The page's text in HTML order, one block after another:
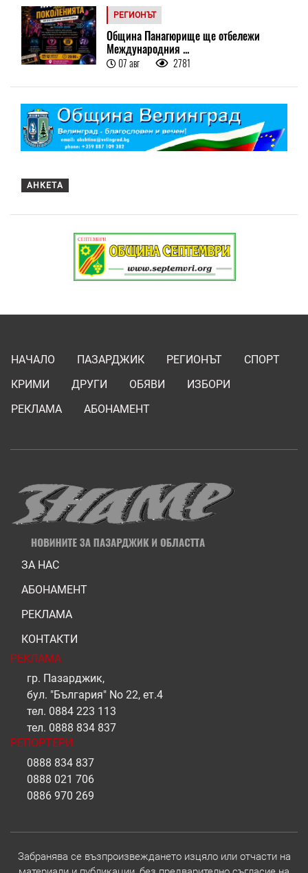
РЕГИОНЪТ
Община Панагюрище ще отбележи
Международния ...
07 авг 2781
АНКЕТА
НАЧАЛО ПАЗАРДЖИК РЕГИОНЪТ
СПОРТ
КРИМИ
ДРУГИ ОБЯВИ
ИЗБОРИ
РЕКЛАМА
АБОНАМЕНТ
ЗА НАС
АБОНАМЕНТ
РЕКЛАМА
КОНТАКТИ
РЕКЛАМА
гр. Пазарджик,
бул. "България" No 22, ет.4
тел. 0884 223 113
тел. 0888 834 837
РЕПОРТЕРИ
0888 834 837
0888 021 706
0886 970 269
Забранява се възпроизвеждането изцяло или отчасти на